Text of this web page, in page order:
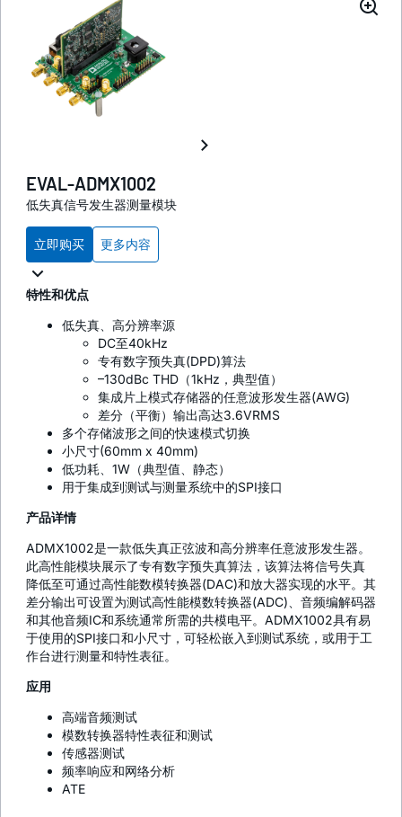
EVAL-ADMX1002
低失真信号发生器测量模块
立即购买 更多内容
特性和优点
低失真、高分辨率源
DC至40kHz
专有数字预失真(DPD)算法
–130dBc THD（1kHz，典型值）
集成片上模式存储器的任意波形发生器(AWG)
差分（平衡）输出高达3.6VRMS
多个存储波形之间的快速模式切换
小尺寸(60mm x 40mm)
低功耗、1W（典型值、静态）
用于集成到测试与测量系统中的SPI接口
产品详情
ADMX1002是一款低失真正弦波和高分辨率任意波形发生器。
此高性能模块展示了专有数字预失真算法，该算法将信号失真
降低至可通过高性能数模转换器(DAC)和放大器实现的水平。其
差分输出可设置为测试高性能模数转换器(ADC)、音频编解码器
和其他音频IC和系统通常所需的共模电平。ADMX1002具有易
于使用的SPI接口和小尺寸，可轻松嵌入到测试系统，或用于工
作台进行测量和特性表征。
应用
高端音频测试
模数转换器特性表征和测试
传感器测试
频率响应和网络分析
ATE